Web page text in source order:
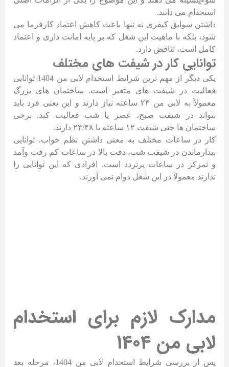
استخدام می دانند.
داشتن سوابق کیفری نه تنها باعث کاهش اعتماد کارفرما می
شود، بلکه با ماهیت این شغل که بر پایه امانت داری و اعتماد
کامل است، تناقض دارد.
توانایی کار در شیفت های مختلف
یکی دیگر از مهم ترین شرایط استخدام لابی من 1404 توانایی
فعالیت در شیفت های متغیر است. ساختمان های بزرگ
معمولاً به لابی من ۲۴ ساعته نیاز دارند و این یعنی فرد باید
بتواند در شیفت صبح، عصر یا شب فعالیت کند. برخی
ساختمان ها حتی شیفت ۱۲ ساعته یا ۲۴/۴۸ دارند.
کار در ساعات مختلف به معنی داشتن نظم خواب، توانایی
بیدارماندن در شیفت شب، دقت بالا در ساعات کم رفت وآمد
و تمرکز در ساعات پرتردد است. افرادی که این توانایی را
ندارند معمولاً در این شغل دوام نمی آورند.
مدارک لازم برای استخدام
لابی من 1404
پس از بررسی شرایط استخدام لابی من 1404، مرحله بعد